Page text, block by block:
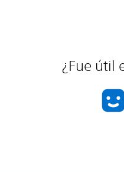
¿Fue útil